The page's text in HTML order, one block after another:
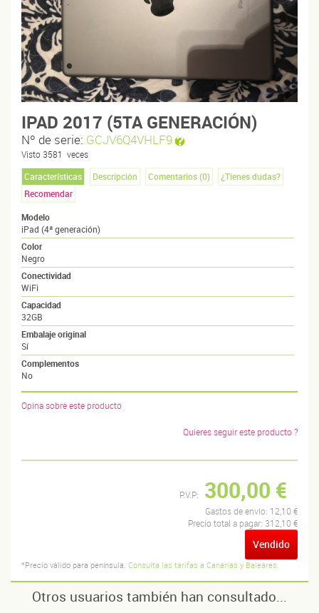
IPAD 2017 (5TA GENERACIÓN)
Nº de serie: GCJV6Q4VHLF9
Visto3581 veces
Características
Descripción Comentarios (0)
¿Tienes dudas?
Recomendar
Modelo
iPad (4ª generación)
Color
Negro
Conectividad
WiFi
Capacidad
32GB
Embalaje original
Sí
Complementos
No
Opina sobre este producto
Quieres seguir este producto ?
P.V.P: 300,00 €
Gastos de envío: 12,10 €
Precio total a pagar: 312,10 €
Vendido
*Precio válido para península. Consulta las tarifas a Canarias y Baleares.
Otros usuarios también han consultado...